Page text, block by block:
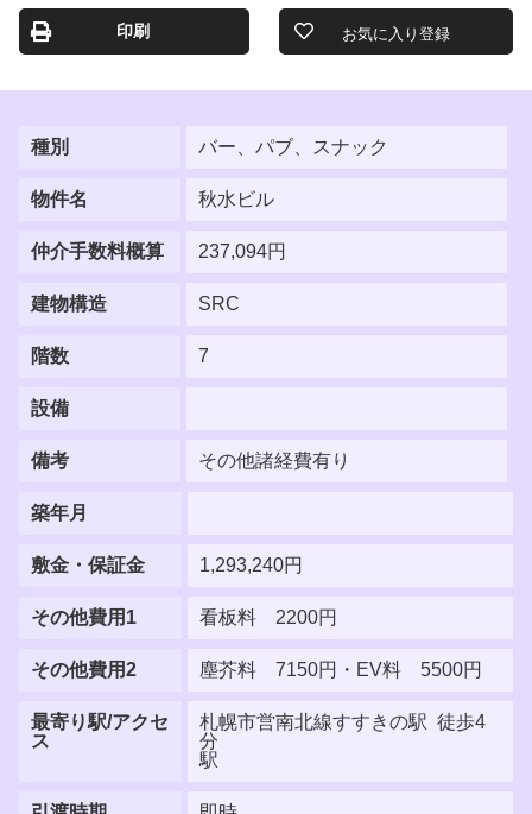
印刷 お気に入り登録
種別 バー、パブ、スナック
物件名 秋水ビル
仲介手数料概算 237,094円
建物構造 SRC
階数 7
設備
備考 その他諸経費有り
築年月
敷金・保証金 1,293,240円
その他費用1 看板料 2200円
その他費用2 塵芥料 7150円・EV料 5500円
最寄り駅/アクセ
ス
札幌市営南北線すすきの駅 徒歩4
分
駅